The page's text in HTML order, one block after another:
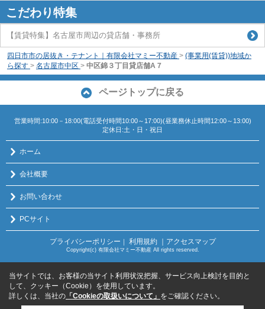
こだわり特集
【賃貸特集】名古屋市周辺の貸店舗・事務所
四日市市の居抜き・テナント｜有限会社マミー不動産 > (事業用(賃貸))地域か
ら探す > 名古屋市中区 > 中区錦３丁目貸店舗A７
ページトップに戻る
営業時間:10:00－18:00(電話受付時間10:00～17:00)(昼業務休止時間12:00～13:00)
定休日:土・日・祝日
ホーム
会社概要
お問い合わせ
PCサイト
プライバシーポリシー 利用規約 ｜アクセスマップ
Copyright(c) 有限会社マミー不動産 All rights reserved.
当サイトでは、お客様の当サイト利用状況把握、サービス向上検討を目的と
して、クッキー（Cookie）を使用しています。
詳しくは、当社の 「Cookieの取扱いについて」 をご確認ください。